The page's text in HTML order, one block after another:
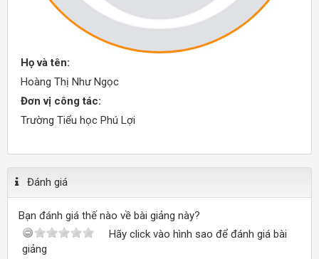
Họ và tên:
Hoàng Thị Như Ngọc
Đơn vị công tác:
Trường Tiểu học Phú Lợi
Đánh giá
Bạn đánh giá thế nào về bài giảng này?
Hãy click vào hình sao để đánh giá bài
giảng